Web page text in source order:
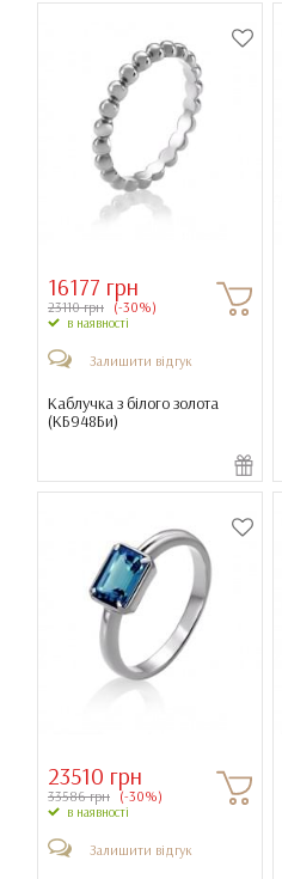
16177 грн
23110 грн (-30%)
в наявності
Залишити відгук
Каблучка з білого золота
(КБ948Би)
23510 грн
33586 грн (-30%)
в наявності
Залишити відгук